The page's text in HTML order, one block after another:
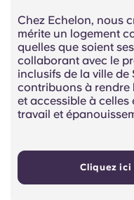
Chez Echelon, nous
mérite un logement
quelles que soient
collaborant avec le
inclusifs de la ville de
contribuons à rendre
et accessible à
travail et
Cliquez ici